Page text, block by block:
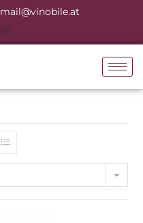
mail@vinobile.at